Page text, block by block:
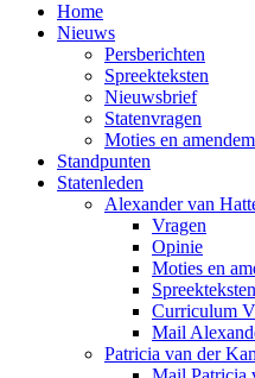
Home
Nieuws
Persberichten
Spreekteksten
Nieuwsbrief
Statenvragen
Moties en
Standpunten
Statenleden
Alexander van
Vragen
Opinie
Moties en
Spreekteksten
Curriculum
Mail
Patricia van der